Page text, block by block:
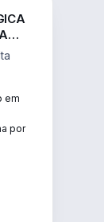
em
por